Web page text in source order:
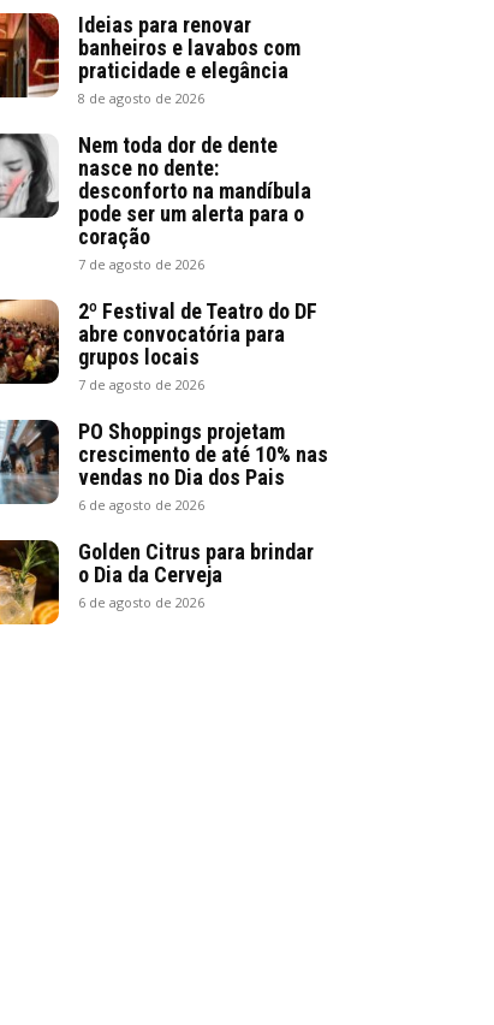
Ideias para renovar
banheiros e lavabos com
praticidade e elegância
8 de agosto de 2026
Nem toda dor de dente
nasce no dente:
desconforto na mandíbula
pode ser um alerta para o
coração
7 de agosto de 2026
2º Festival de Teatro do DF
abre convocatória para
grupos locais
7 de agosto de 2026
PO Shoppings projetam
crescimento de até 10% nas
vendas no Dia dos Pais
6 de agosto de 2026
Golden Citrus para brindar
o Dia da Cerveja
6 de agosto de 2026